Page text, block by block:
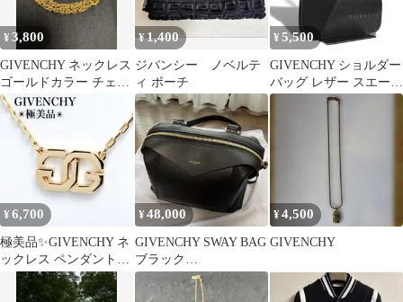
¥3,800
GIVENCHY ネックレス
ゴールドカラー チェー
ン
¥1,400
ジバンシー ノベルテ
ィ ポーチ
¥ 5,500
GIVENCHY ショルダー
バッグ レザー スエード
黒
¥6,700
極美品✨GIVENCHY ネ
ックレス ペンダント
GG ロゴ ゴールド系
¥48,000
GIVENCHY SWAY BAG
ブラック
BB5016B025001新品未
使用品
¥4,500
GIVENCHY